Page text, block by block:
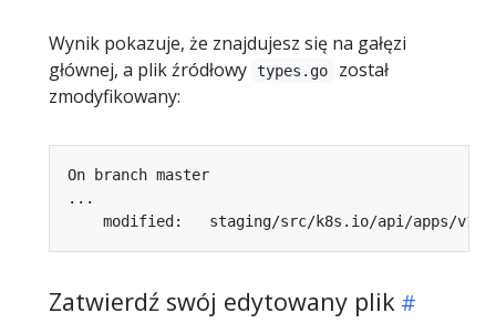
Wynik pokazuje, że znajdujesz się na gałęzi
głównej, a plik źródłowy types.go
został
zmodyfikowany:
Zatwierdź swój edytowany plik